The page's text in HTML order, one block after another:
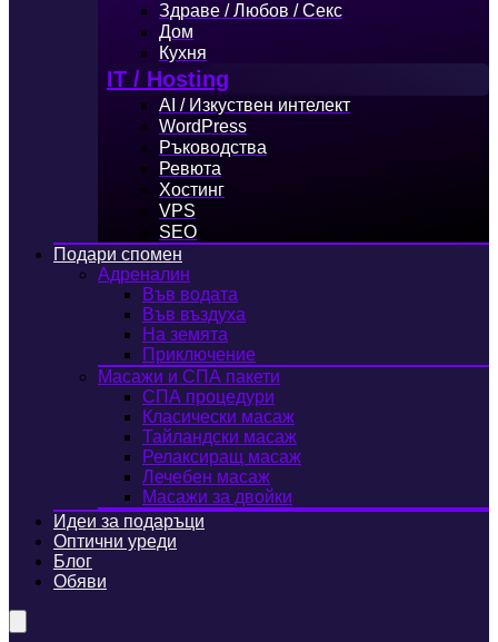
Здраве / Любов / Секс
Дом
Кухня
IT / Hosting
AI / Изкуствен интелект
WordPress
Ръководства
Ревюта
Хостинг
VPS
SEO
Подари спомен
Адреналин
Във водата
Във въздуха
На земята
Приключение
Масажи и СПА пакети
СПА процедури
Класически масаж
Тайландски масаж
Релаксиращ масаж
Лечебен масаж
Масажи за двойки
Идеи за подаръци
Оптични уреди
Блог
Обяви